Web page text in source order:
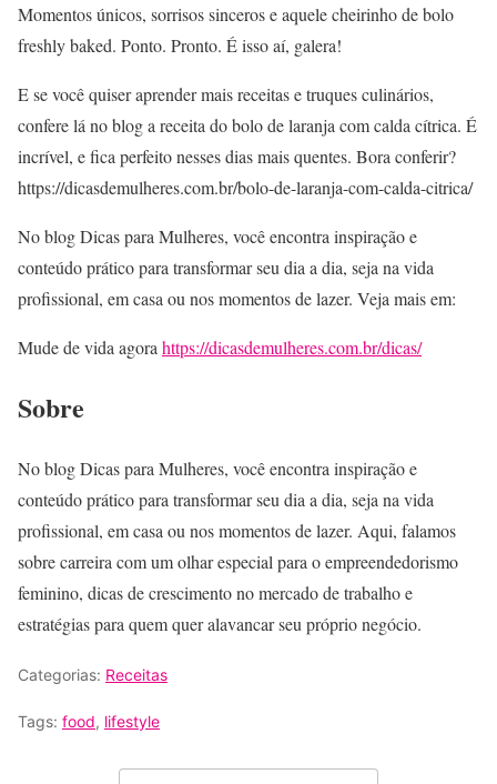
Momentos únicos, sorrisos sinceros e aquele cheirinho de bolo
freshly baked. Ponto. Pronto. É isso aí, galera!
E se você quiser aprender mais receitas e truques culinários,
confere lá no blog a receita do bolo de laranja com calda cítrica. É
incrível, e fica perfeito nesses dias mais quentes. Bora conferir?
https://dicasdemulheres.com.br/bolo-de-laranja-com-calda-citrica/
No blog Dicas para Mulheres, você encontra inspiração e
conteúdo prático para transformar seu dia a dia, seja na vida
profissional, em casa ou nos momentos de lazer. Veja mais em:
Mude de vida agora https://dicasdemulheres.com.br/dicas/
Sobre
No blog Dicas para Mulheres, você encontra inspiração e
conteúdo prático para transformar seu dia a dia, seja na vida
profissional, em casa ou nos momentos de lazer. Aqui, falamos
sobre carreira com um olhar especial para o empreendedorismo
feminino, dicas de crescimento no mercado de trabalho e
estratégias para quem quer alavancar seu próprio negócio.
Categorias: Receitas
Tags: food, lifestyle